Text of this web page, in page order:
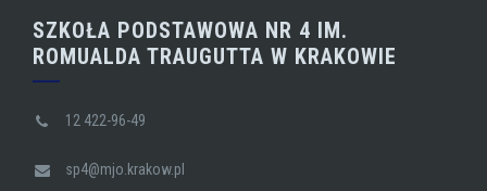
SZKOŁA PODSTAWOWA NR 4 IM.
ROMUALDA TRAUGUTTA W KRAKOWIE
12 422-96-49
sp4@mjo.krakow.pl